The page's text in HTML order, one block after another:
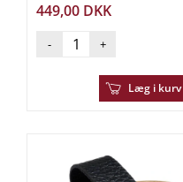
449,00 DKK
- +
Læg i kurv